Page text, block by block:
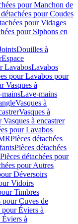
pour Manchon de
pour Coudes
pour Vidages
pour Siphons en
Douilles à
Espace
LavabosLavabos
pour Lavabos pour
Vasques à
mainsLave-mains
Vasques à
Vasques à
Vasques à encastrer
pour Lavabos
Pièces détachées
Pièces détachées
Pièces détachées pour
pour Autres
Déversoirs
Vidoirs
Timbres
pour Cuves de
pour Éviers à
Éviers à